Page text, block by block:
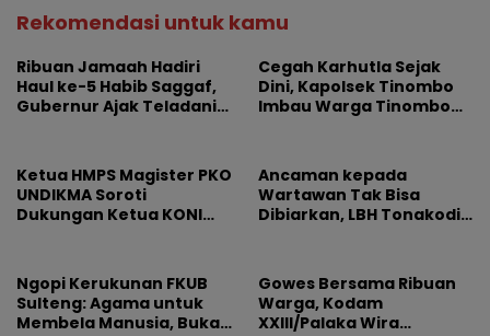
Rekomendasi untuk kamu
Ribuan Jamaah Hadiri
Haul ke-5 Habib Saggaf,
Gubernur Ajak Teladani
Cegah Karhutla Sejak
Dini, Kapolsek Tinombo
Imbau Warga Tinombo
Ketua HMPS Magister PKO
UNDIKMA Soroti
Dukungan Ketua KONI
Olahraga Arena
Kepentingan Sesaat
Ancaman kepada
Wartawan Tak Bisa
Dibiarkan, LBH Tonakodi
Ngopi Kerukunan FKUB
Sulteng: Agama untuk
Membela Manusia, Bukan
Gowes Bersama Ribuan
Warga, Kodam
XXIII/Palaka Wira